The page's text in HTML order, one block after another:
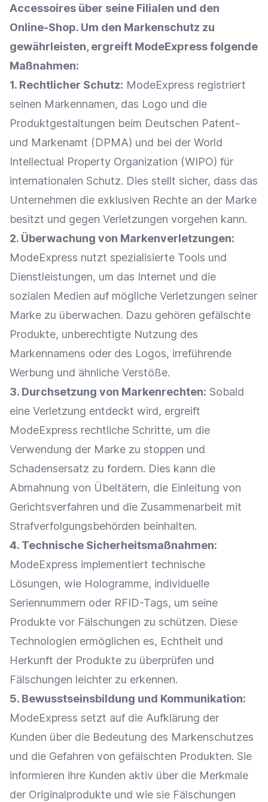
Accessoires über seine Filialen und den
Online-Shop. Um den Markenschutz zu
gewährleisten, ergreift ModeExpress folgende
Maßnahmen:
1. Rechtlicher Schutz: ModeExpress registriert
seinen Markennamen, das Logo und die
Produktgestaltungen beim Deutschen Patent-
und Markenamt (DPMA) und bei der World
Intellectual Property Organization (WIPO) für
internationalen Schutz. Dies stellt sicher, dass das
Unternehmen die exklusiven Rechte an der Marke
besitzt und gegen Verletzungen vorgehen kann.
2. Überwachung von Markenverletzungen:
ModeExpress nutzt spezialisierte Tools und
Dienstleistungen, um das Internet und die
sozialen Medien auf mögliche Verletzungen seiner
Marke zu überwachen. Dazu gehören gefälschte
Produkte, unberechtigte Nutzung des
Markennamens oder des Logos, irreführende
Werbung und ähnliche Verstöße.
3. Durchsetzung von Markenrechten: Sobald
eine Verletzung entdeckt wird, ergreift
ModeExpress rechtliche Schritte, um die
Verwendung der Marke zu stoppen und
Schadensersatz zu fordern. Dies kann die
Abmahnung von Übeltätern, die Einleitung von
Gerichtsverfahren und die Zusammenarbeit mit
Strafverfolgungsbehörden beinhalten.
4. Technische Sicherheitsmaßnahmen:
ModeExpress implementiert technische
Lösungen, wie Hologramme, individuelle
Seriennummern oder RFID-Tags, um seine
Produkte vor Fälschungen zu schützen. Diese
Technologien ermöglichen es, Echtheit und
Herkunft der Produkte zu überprüfen und
Fälschungen leichter zu erkennen.
5. Bewusstseinsbildung und Kommunikation:
ModeExpress setzt auf die Aufklärung der
Kunden über die Bedeutung des Markenschutzes
und die Gefahren von gefälschten Produkten. Sie
informieren ihre Kunden aktiv über die Merkmale
der Originalprodukte und wie sie Fälschungen